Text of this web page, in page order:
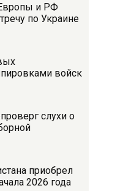
и РФ
по Украине
войск
слухи о
приобрел
2026 года